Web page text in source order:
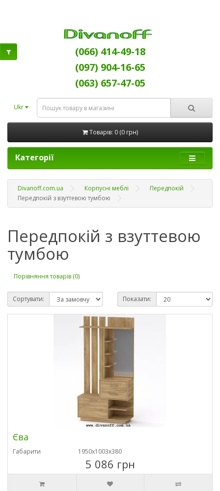
(066) 414-49-18
(097) 904-16-65
(063) 657-47-05
Ukr
Товарів: 0 (0 грн)
Категорії
Divanoff.com.ua Корпусні меблі
Передпокій
Передпокій з взуттевою тумбою
Передпокій з взуттевою
тумбою
Порівняння товарів (0)
Сортувати: Показати:
Єва
Габарити 1950х1003х380
5 086 грн